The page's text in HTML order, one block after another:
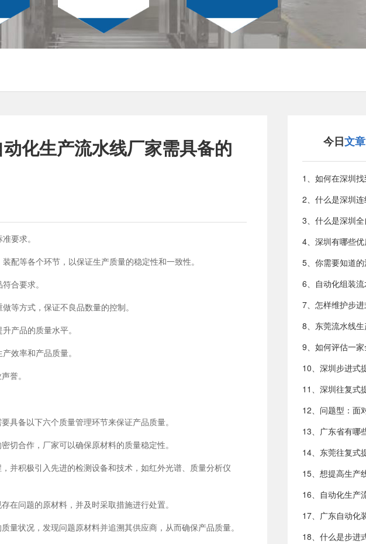
化生产流水线厂家需具备的
要求。
配等各个环节，以保证生产质量的稳定性和一致性。
合要求。
等方式，保证不良品数量的控制。
产品的质量水平。
效率和产品质量。
誉。
具备以下六个质量管理环节来保证产品质量。
切合作，厂家可以确保原材料的质量稳定性。
并积极引入先进的检测设备和技术，如红外光谱、质量分析仪
在问题的原材料，并及时采取措施进行处置。
状况，发现问题原材料并追溯其供应商，从而确保产品质量。
今日文章